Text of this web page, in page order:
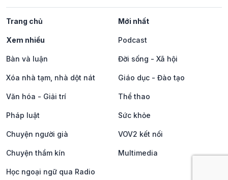
Trang chủ Mới nhất
Xem nhiều Podcast
Bàn và luận Đời sống - Xã hội
Xóa nhà tạm, nhà dột nát Giáo dục - Đào tạo
Văn hóa - Giải trí Thể thao
Pháp luật Sức khỏe
Chuyện người già VOV2 kết nối
Chuyện thầm kín Multimedia
Học ngoại ngữ qua Radio